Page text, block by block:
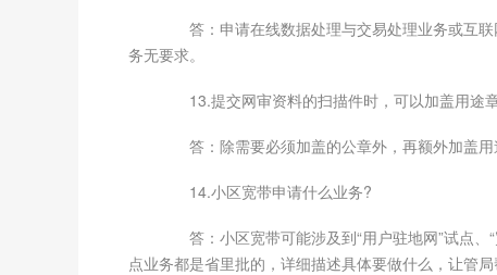
答：申请在线数据处理与交易处理业务或互联
务无要求。
13.提交网审资料的扫描件时，可以加盖用途
答：除需要必须加盖的公章外，再额外加盖用
14.小区宽带申请什么业务?
答：小区宽带可能涉及到“用户驻地网”试点、
点业务都是省里批的，详细描述具体要做什么，让管局